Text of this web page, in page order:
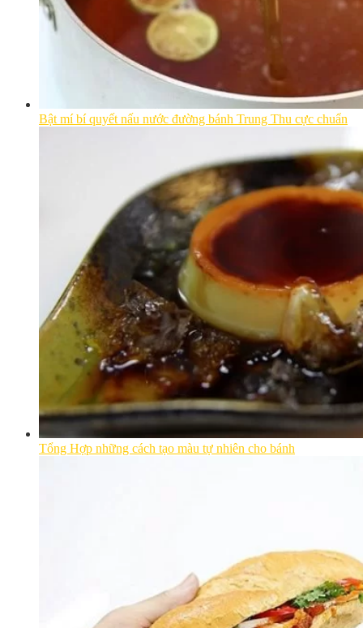
Bật mí bí quyết nấu nước đường bánh Trung Thu cực chuẩn
Tổng Hợp những cách tạo màu tự nhiên cho bánh